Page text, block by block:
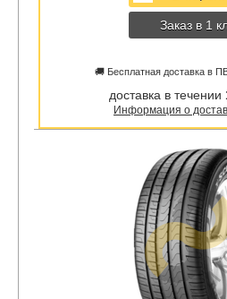
Заказ в 1
🚚 Бесплатная доставка в
доставка в течении
Информация о